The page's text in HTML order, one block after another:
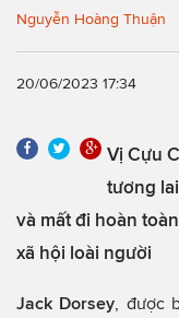
Nguyễn Hoàng Thuận
20/06/2023 17:34
Vị Cựu
tương
và mất đi hoàn
xã hội loài người
Jack Dorsey , được